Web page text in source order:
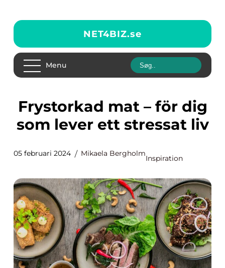
NET4BIZ.se
Menu
Frystorkad mat – för dig
som lever ett stressat liv
05 februari 2024 Mikaela Bergholm
Inspiration